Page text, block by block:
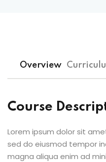
Overview
Course
Lorem ipsum dolor sit
sed do eiusmod tempor
magna aliqua enim ad